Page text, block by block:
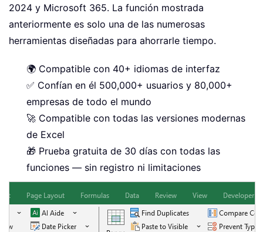
2024 y Microsoft 365. La función mostrada
anteriormente es solo una de las numerosas
herramientas diseñadas para ahorrarle tiempo.
🌍 Compatible con 40+ idiomas de interfaz
✅ Confían en él 500,000+ usuarios y 80,000+
empresas de todo el mundo
🚀 Compatible con todas las versiones modernas
de Excel
🎁 Prueba gratuita de 30 días con todas las
funciones — sin registro ni limitaciones